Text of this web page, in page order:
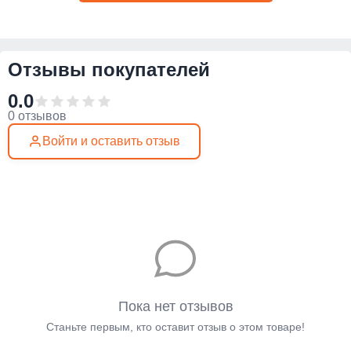
Отзывы покупателей
0.0
0 отзывов
Войти и оставить отзыв
Пока нет отзывов
Станьте первым, кто оставит отзыв о этом товаре!